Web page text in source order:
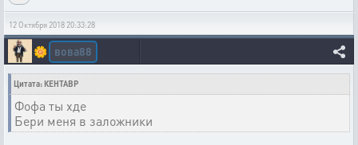
12 Октября 2018 20:33:28
🌼 вова88
Цитата: КЕНТАВР
Фофа ты хде
Бери меня в заложники